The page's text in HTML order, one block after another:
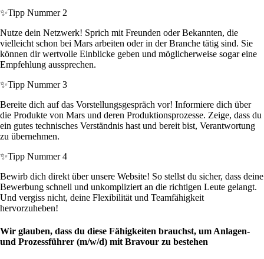
✨Tipp Nummer 2
Nutze dein Netzwerk! Sprich mit Freunden oder Bekannten, die
vielleicht schon bei Mars arbeiten oder in der Branche tätig sind. Sie
können dir wertvolle Einblicke geben und möglicherweise sogar eine
Empfehlung aussprechen.
✨Tipp Nummer 3
Bereite dich auf das Vorstellungsgespräch vor! Informiere dich über
die Produkte von Mars und deren Produktionsprozesse. Zeige, dass du
ein gutes technisches Verständnis hast und bereit bist, Verantwortung
zu übernehmen.
✨Tipp Nummer 4
Bewirb dich direkt über unsere Website! So stellst du sicher, dass deine
Bewerbung schnell und unkompliziert an die richtigen Leute gelangt.
Und vergiss nicht, deine Flexibilität und Teamfähigkeit
hervorzuheben!
Wir glauben, dass du diese Fähigkeiten brauchst, um Anlagen-
und Prozessführer (m/w/d) mit Bravour zu bestehen